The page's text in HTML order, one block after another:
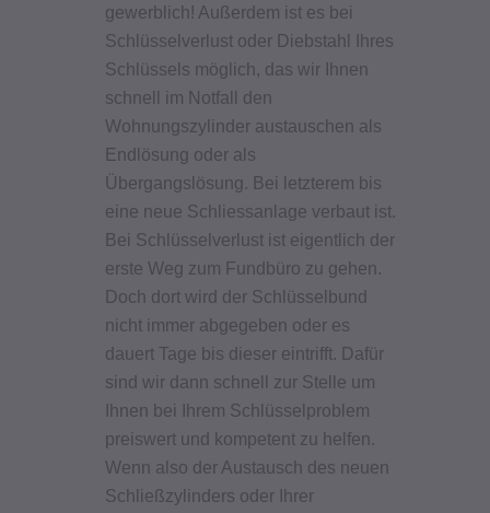
gewerblich! Außerdem ist es bei
Schlüsselverlust oder Diebstahl Ihres
Schlüssels möglich, das wir Ihnen
schnell im Notfall den
Wohnungszylinder austauschen als
Endlösung oder als
Übergangslösung. Bei letzterem bis
eine neue Schliessanlage verbaut ist.
Bei Schlüsselverlust ist eigentlich der
erste Weg zum Fundbüro zu gehen.
Doch dort wird der Schlüsselbund
nicht immer abgegeben oder es
dauert Tage bis dieser eintrifft. Dafür
sind wir dann schnell zur Stelle um
Ihnen bei Ihrem Schlüsselproblem
preiswert und kompetent zu helfen.
Wenn also der Austausch des neuen
Schließzylinders oder Ihrer